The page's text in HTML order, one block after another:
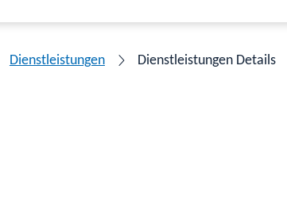
Dienstleistungen Dienstleistungen Details